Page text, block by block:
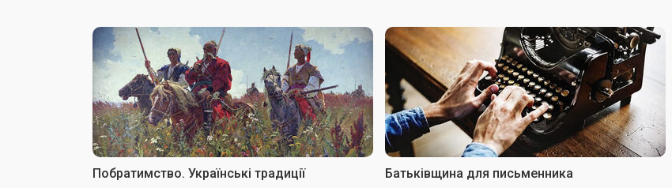
Побратимство. Українські традиції Батьківщина для письменника